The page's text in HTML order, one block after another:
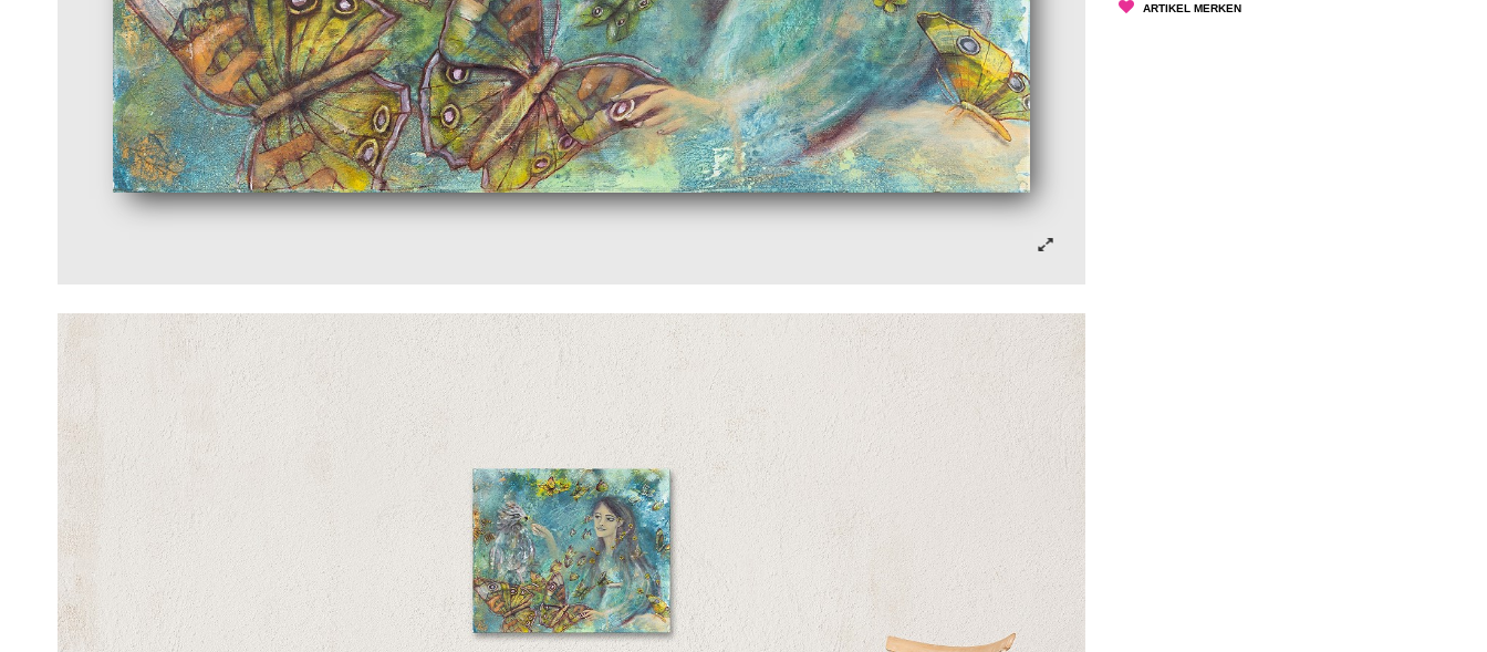
ARTIKEL MERKEN